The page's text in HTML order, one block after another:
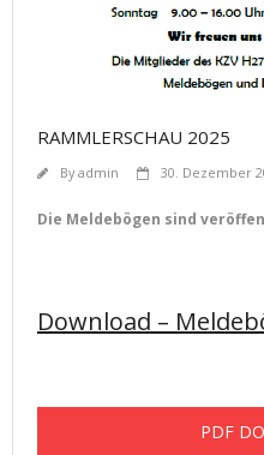
RAMMLERSCHAU 2025
Byadmin 30. Dezember
Die Meldebögen sind
Download –
PDF